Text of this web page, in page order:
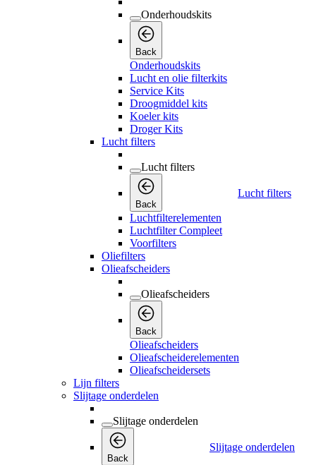
Onderhoudskits
Back
Onderhoudskits
Lucht en olie filterkits
Service Kits
Droogmiddel kits
Koeler kits
Droger Kits
Lucht filters
Lucht filters
Back
Lucht filters
Luchtfilterelementen
Luchtfilter Compleet
Voorfilters
Oliefilters
Olieafscheiders
Olieafscheiders
Back
Olieafscheiders
Olieafscheiderelementen
Olieafscheidersets
Lijn filters
Slijtage onderdelen
Slijtage onderdelen
Back
Slijtage onderdelen